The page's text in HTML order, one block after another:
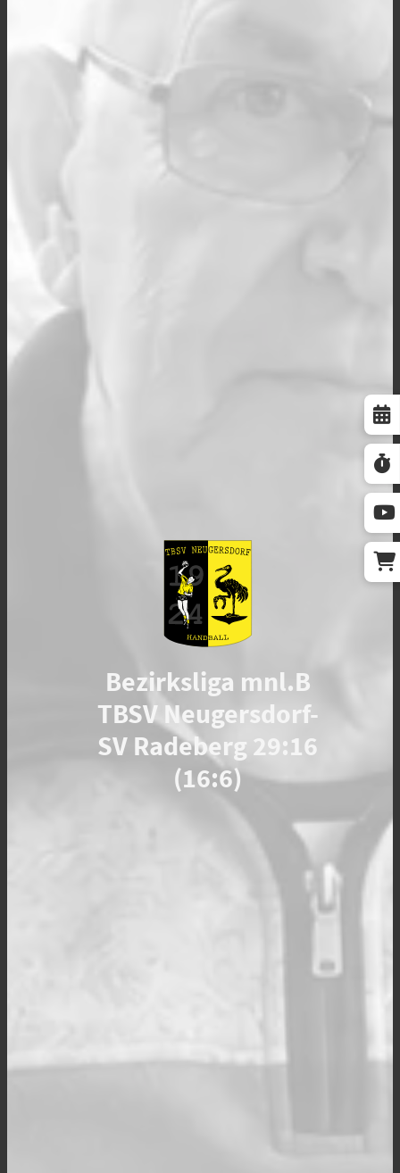
Bezirksliga mnl.B
TBSV Neugersdorf-
SV Radeberg 29:16
(16:6)